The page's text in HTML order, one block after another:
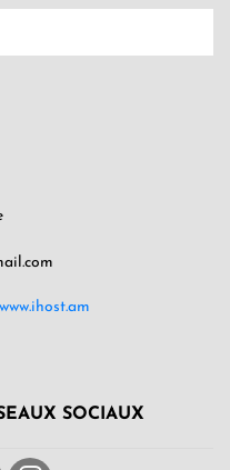
www.ihost.am
SOCIAUX